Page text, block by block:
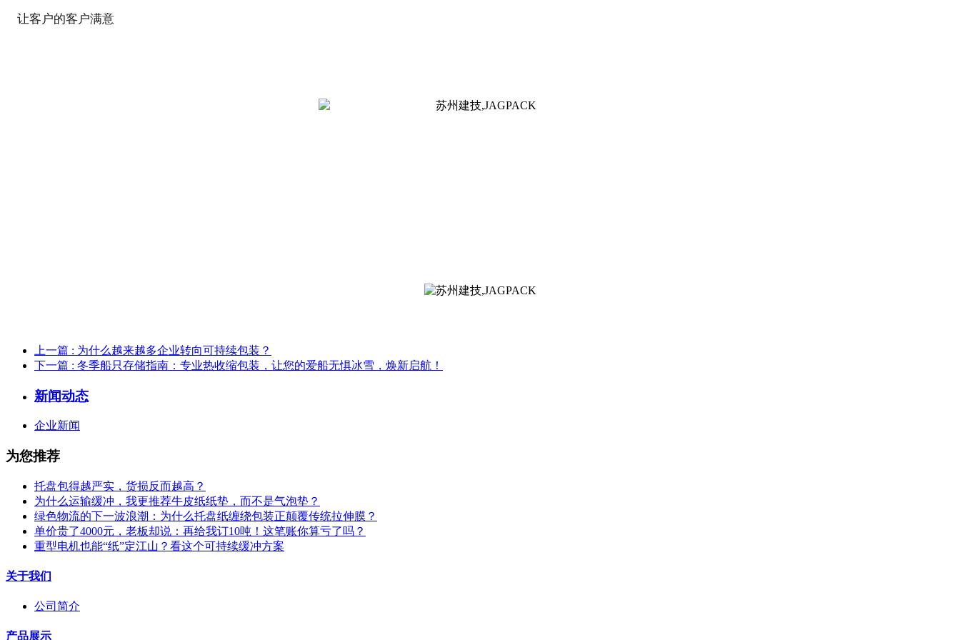
让客户的客户满意
上一篇 : 为什么越来越多企业转向可持续包装？
下一篇 : 冬季船只存储指南：专业热收缩包装，让您的爱船无惧冰雪，焕新启航！
新闻动态
企业新闻
为您推荐
托盘包得越严实，货损反而越高？
为什么运输缓冲，我更推荐牛皮纸纸垫，而不是气泡垫？
绿色物流的下一波浪潮：为什么托盘纸缠绕包装正颠覆传统拉伸膜？
单价贵了4000元，老板却说：再给我订10吨！这笔账你算亏了吗？
重型电机也能“纸”定江山？看这个可持续缓冲方案
关于我们
公司简介
产品展示